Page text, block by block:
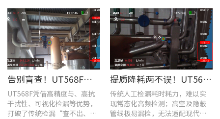
境，制约电站运维效率与运行
安全性。
负重高、频繁切换工具，整体巡
检效率低下。
告别盲查！UT568F红外声成像仪，让汽车智造车间气体泄漏检测更智能高效
UT568F凭借高精度与、高抗
干扰性、可视化检漏等优势，
打破了传统检漏“查不出、查
提质降耗两不误！UT568F红外声成像仪破解酿酒车间检漏难题
传统人工检漏耗时耗力，难以实
现常态化高频检测；高空及隐蔽
管线极易漏检，无法适配现代化